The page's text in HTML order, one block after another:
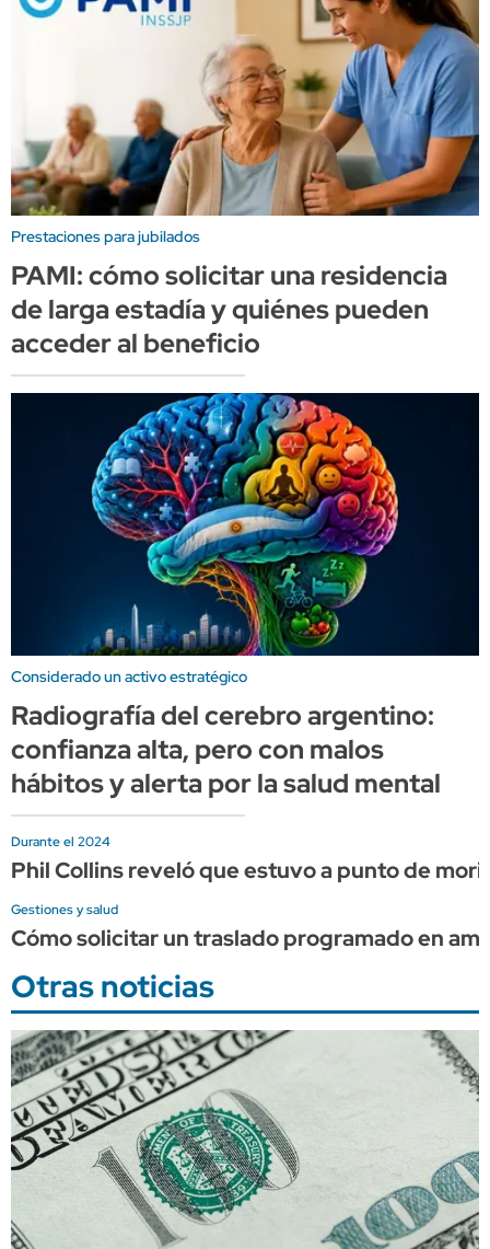
Prestaciones para jubilados
PAMI: cómo solicitar una residencia
de larga estadía y quiénes pueden
acceder al beneficio
Considerado un activo estratégico
Radiografía del cerebro argentino:
confianza alta, pero con malos
hábitos y alerta por la salud mental
Durante el 2024
Phil Collins reveló que estuvo a punto de
Gestiones y salud
Cómo solicitar un traslado programado en
Otras noticias